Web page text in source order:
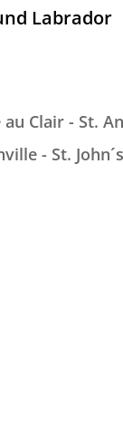
Labrador
Clair - St.
- St. John´s